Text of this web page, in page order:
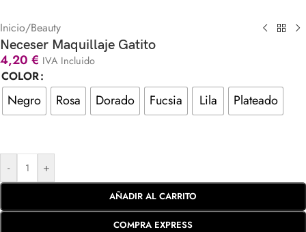
Inicio/Beauty
Neceser Maquillaje Gatito
4,20 € IVA Incluido
COLOR
Negro Rosa Dorado Fucsia Lila Plateado
- +
AÑADIR AL CARRITO
COMPRA EXPRESS